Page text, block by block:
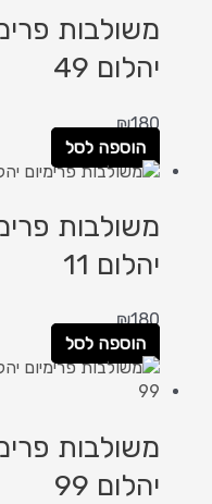
משולבות
יהלום 49
₪180
הוספה לסל
משולבות
יהלום 11
₪180
הוספה לסל
משולבות
יהלום 99